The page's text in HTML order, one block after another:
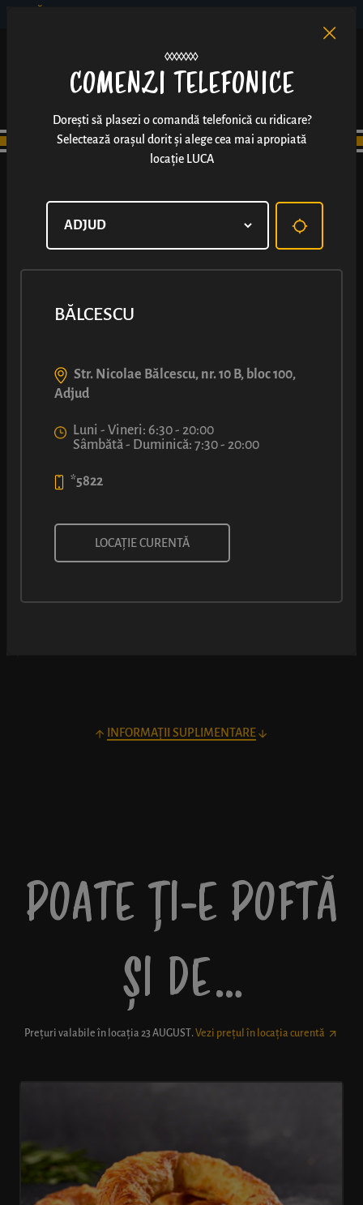
CAFEA CU LAPTE
INFORMAȚII SUPLIMENTARE
POATE ȚI-E POFTĂ
ȘI DE…
Prețuri valabile în locația 23 AUGUST . Vezi prețul în locația curentă
COMENZI TELEFONICE
Dorești să plasezi o comandă telefonică cu ridicare?
Selectează orașul dorit și alege cea mai apropiată
locație LUCA
BĂLCESCU
Str. Nicolae Bălcescu, nr. 10 B, bloc 100,
Adjud
Luni - Vineri: 6:30 - 20:00
Sâmbătă - Duminică: 7:30 - 20:00
*5822
LOCAȚIE CURENTĂ